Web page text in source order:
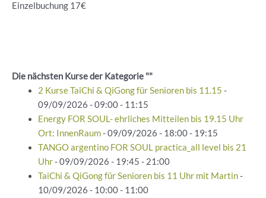
Einzelbuchung 17€
Die nächsten Kurse der Kategorie ""
2 Kurse TaiChi & QiGong für Senioren bis 11.15 -
09/09/2026 - 09:00 - 11:15
Energy FOR SOUL- ehrliches Mitteilen bis 19.15 Uhr
Ort: InnenRaum- 09/09/2026 - 18:00 - 19:15
TANGO argentino FOR SOUL practica_all level bis 21
Uhr- 09/09/2026 - 19:45 - 21:00
TaiChi & QiGong für Senioren bis 11 Uhr mit Martin-
10/09/2026 - 10:00 - 11:00